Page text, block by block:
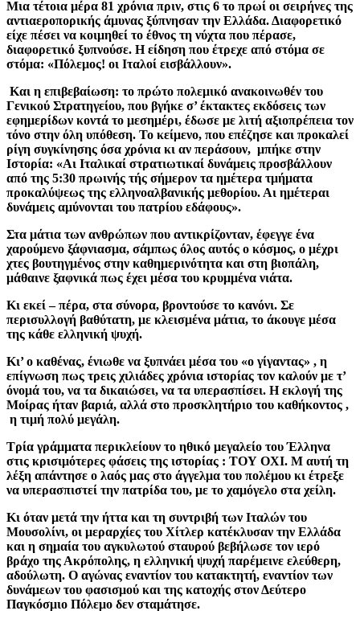
Μια τέτοια μέρα 81 χρόνια πριν, στις 6 το πρωί οι σειρήνες της
αντιαεροπορικής άμυνας ξύπνησαν την Ελλάδα. Διαφορετικό
είχε πέσει να κοιμηθεί το έθνος τη νύχτα που πέρασε,
διαφορετικό ξυπνούσε. Η είδηση που έτρεχε από στόμα σε
στόμα: «Πόλεμος! οι Ιταλοί εισβάλλουν».
Και η επιβεβαίωση: το πρώτο πολεμικό ανακοινωθέν του
Γενικού Στρατηγείου, που βγήκε σ’ έκτακτες εκδόσεις των
εφημερίδων κοντά το μεσημέρι, έδωσε με λιτή αξιοπρέπεια τον
τόνο στην όλη υπόθεση. Το κείμενο, που επέζησε και προκαλεί
ρίγη συγκίνησης όσα χρόνια κι αν περάσουν, μπήκε στην
Ιστορία: «Αι Ιταλικαί στρατιωτικαί δυνάμεις προσβάλλουν
από της 5:30 πρωινής τής σήμερον τα ημέτερα τμήματα
προκαλύψεως της ελληνοαλβανικής μεθορίου. Αι ημέτεραι
δυνάμεις αμύνονται του πατρίου εδάφους».
Στα μάτια των ανθρώπων που αντικρίζονταν, έφεγγε ένα
χαρούμενο ξάφνιασμα, σάμπως όλος αυτός ο κόσμος, ο μέχρι
χτες βουτηγμένος στην καθημερινότητα και στη βιοπάλη,
μάθαινε ξαφνικά πως έχει μέσα του κρυμμένα νιάτα.
Κι εκεί – πέρα, στα σύνορα, βροντούσε το κανόνι. Σε
περισυλλογή βαθύτατη, με κλεισμένα μάτια, το άκουγε μέσα
της κάθε ελληνική ψυχή.
Κι’ ο καθένας, ένιωθε να ξυπνάει μέσα του «ο γίγαντας» , η
επίγνωση πως τρεις χιλιάδες χρόνια ιστορίας τον καλούν με τ’
όνομά του, να τα δικαιώσει, να τα υπερασπίσει. Η εκλογή της
Μοίρας ήταν βαριά, αλλά στο προσκλητήριο του καθήκοντος ,
η τιμή πολύ μεγάλη.
Τρία γράμματα περικλείουν το ηθικό μεγαλείο του Έλληνα
στις κρισιμότερες φάσεις της ιστορίας : ΤΟΥ ΟΧΙ. Μ αυτή τη
λέξη απάντησε ο λαός μας στο άγγελμα του πολέμου κι έτρεξε
να υπερασπιστεί την πατρίδα του, με το χαμόγελο στα χείλη.
Κι όταν μετά την ήττα και τη συντριβή των Ιταλών του
Μουσολίνι, οι μεραρχίες του Χίτλερ κατέκλυσαν την Ελλάδα
και η σημαία του αγκυλωτού σταυρού βεβήλωσε τον ιερό
βράχο της Ακρόπολης, η ελληνική ψυχή παρέμεινε ελεύθερη,
αδούλωτη. Ο αγώνας εναντίον του κατακτητή, εναντίον των
δυνάμεων του φασισμού και της κατοχής στον Δεύτερο
Παγκόσμιο Πόλεμο δεν σταμάτησε.